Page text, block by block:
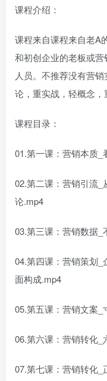
课程介绍：
课程来自课程来自老A
和初创企业的老板或
人员。不推荐没有营
论，重实战，轻概念，
课程目录：
01.第一课：营销本质
02.第二课：营销引流
论.mp4
03.第三课：营销数据
04.第四课：营销策划
面构成.mp4
05.第五课：营销文案
06.第六课：营销转化_
07.第七课：营销转化_